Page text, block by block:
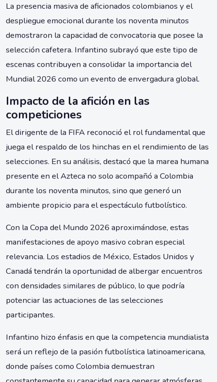
La presencia masiva de aficionados colombianos y el
despliegue emocional durante los noventa minutos
demostraron la capacidad de convocatoria que posee la
selección cafetera. Infantino subrayó que este tipo de
escenas contribuyen a consolidar la importancia del
Mundial 2026 como un evento de envergadura global.
Impacto de la afición en las
competiciones
El dirigente de la FIFA reconoció el rol fundamental que
juega el respaldo de los hinchas en el rendimiento de las
selecciones. En su análisis, destacó que la marea humana
presente en el Azteca no solo acompañó a Colombia
durante los noventa minutos, sino que generó un
ambiente propicio para el espectáculo futbolístico.
Con la Copa del Mundo 2026 aproximándose, estas
manifestaciones de apoyo masivo cobran especial
relevancia. Los estadios de México, Estados Unidos y
Canadá tendrán la oportunidad de albergar encuentros
con densidades similares de público, lo que podría
potenciar las actuaciones de las selecciones
participantes.
Infantino hizo énfasis en que la competencia mundialista
será un reflejo de la pasión futbolística latinoamericana,
donde países como Colombia demuestran